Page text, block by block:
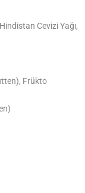
Cevizi Yağı,
Frükto